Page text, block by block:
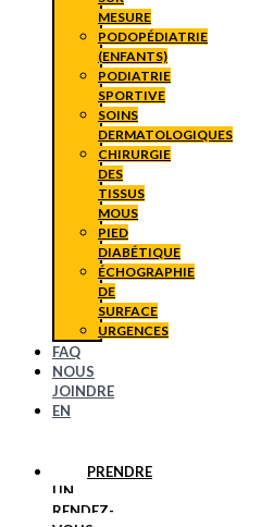
MESURE
PODOPÉDIATRIE
(ENFANTS)
PODIATRIE
SPORTIVE
SOINS
DERMATOLOGIQUES
CHIRURGIE
DES
TISSUS
MOUS
PIED
DIABÉTIQUE
ÉCHOGRAPHIE
DE
SURFACE
URGENCES
FAQ
NOUS
JOINDRE
EN
PRENDRE
UN
RENDEZ-